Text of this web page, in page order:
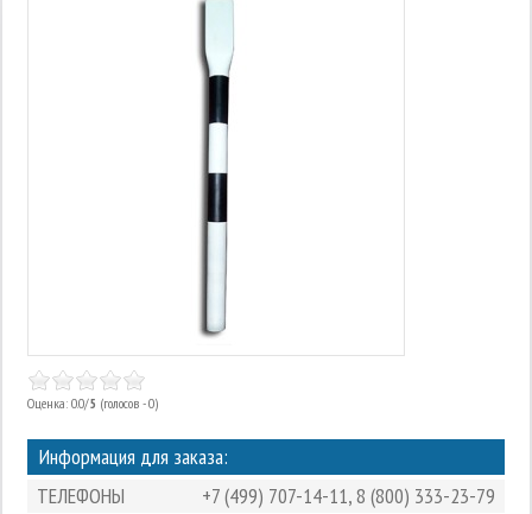
Оценка: 0.0/5 (голосов - 0)
Информация для заказа:
ТЕЛЕФОНЫ
+7 (499) 707-14-11,8 (800) 333-23-79